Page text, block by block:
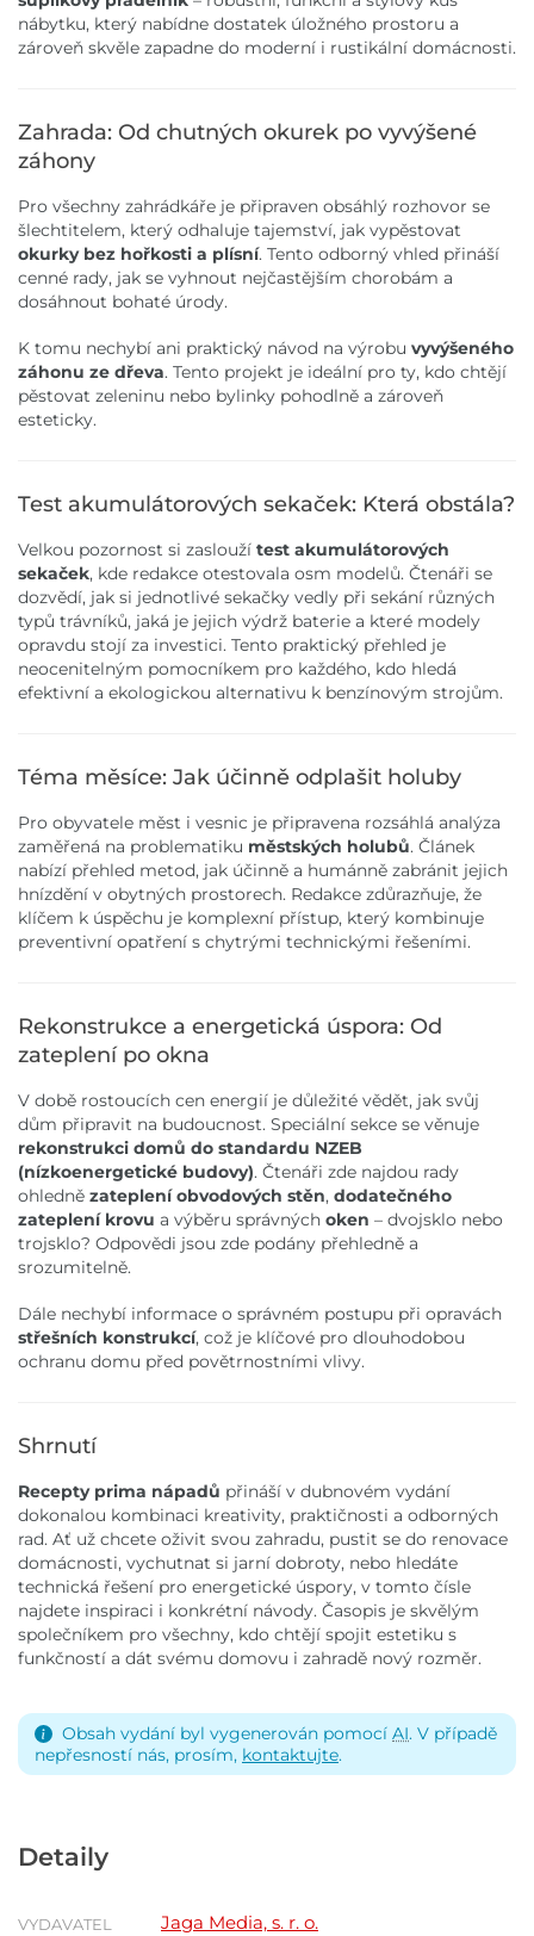
nábytku, který nabídne dostatek úložného prostoru a
zároveň skvěle zapadne do moderní i rustikální domácnosti.
Zahrada: Od chutných okurek po vyvýšené
záhony
Pro všechny zahrádkáře je připraven obsáhlý rozhovor se
šlechtitelem, který odhaluje tajemství, jak vypěstovat
okurky bez hořkosti a plísní. Tento odborný vhled přináší
cenné rady, jak se vyhnout nejčastějším chorobám a
dosáhnout bohaté úrody.
K tomu nechybí ani praktický návod na výrobu vyvýšeného
záhonu ze dřeva. Tento projekt je ideální pro ty, kdo chtějí
pěstovat zeleninu nebo bylinky pohodlně a zároveň
esteticky.
Test akumulátorových sekaček: Která obstála?
Velkou pozornost si zaslouží test akumulátorových
sekaček, kde redakce otestovala osm modelů. Čtenáři se
dozvědí, jak si jednotlivé sekačky vedly při sekání různých
typů trávníků, jaká je jejich výdrž baterie a které modely
opravdu stojí za investici. Tento praktický přehled je
neocenitelným pomocníkem pro každého, kdo hledá
efektivní a ekologickou alternativu k benzínovým strojům.
Téma měsíce: Jak účinně odplašit holuby
Pro obyvatele měst i vesnic je připravena rozsáhlá analýza
zaměřená na problematiku městských holubů. Článek
nabízí přehled metod, jak účinně a humánně zabránit jejich
hnízdění v obytných prostorech. Redakce zdůrazňuje, že
klíčem k úspěchu je komplexní přístup, který kombinuje
preventivní opatření s chytrými technickými řešeními.
Rekonstrukce a energetická úspora: Od
zateplení po okna
V době rostoucích cen energií je důležité vědět, jak svůj
dům připravit na budoucnost. Speciální sekce se věnuje
rekonstrukci domů do standardu NZEB
(nízkoenergetické budovy). Čtenáři zde najdou rady
ohledně zateplení obvodových stěn, dodatečného
zateplení krovu a výběru správných oken – dvojsklo nebo
trojsklo? Odpovědi jsou zde podány přehledně a
srozumitelně.
Dále nechybí informace o správném postupu při opravách
střešních konstrukcí, což je klíčové pro dlouhodobou
ochranu domu před povětrnostními vlivy.
Shrnutí
Recepty prima nápadů přináší v dubnovém vydání
dokonalou kombinaci kreativity, praktičnosti a odborných
rad. Ať už chcete oživit svou zahradu, pustit se do renovace
domácnosti, vychutnat si jarní dobroty, nebo hledáte
technická řešení pro energetické úspory, v tomto čísle
najdete inspiraci i konkrétní návody. Časopis je skvělým
společníkem pro všechny, kdo chtějí spojit estetiku s
funkčností a dát svému domovu i zahradě nový rozměr.
Obsah vydání byl vygenerován pomocí AI. V případě
nepřesností nás, prosím, kontaktujte.
Detaily
VYDAVATEL Jaga Media, s. r. o.